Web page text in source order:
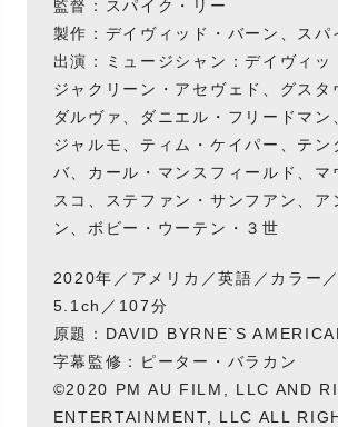
監督：スパイク・リー
製作：デイヴィッド・バーン、スパ
出演：ミュージシャン：デイヴィッ
ジャクリーン・アセヴェド、グスタ
ダルヴァ、ダニエル・フリードマン
ジャルモ、ティム・ケイパー、テン
バ、カール・マンスフィールド、マ
スコ、ステファン・サンフアン、ア
ン、ボビー・ウーテン・３世
2020年／アメリカ／英語／カラー
5.1ch／107分
原題：DAVID BYRNE`S
字幕監修：ピーター・バラカン
©2020 PM AU FILM, LLC AND
ENTERTAINMENT, LLC ALL